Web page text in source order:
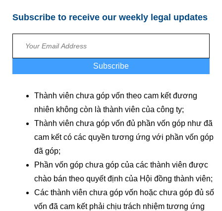
Subscribe to receive our weekly legal updates
Subscribe
Thành viên chưa góp vốn theo cam kết đương
nhiên không còn là thành viên của công ty;
Thành viên chưa góp vốn đủ phần vốn góp như đã
cam kết có các quyền tương ứng với phần vốn góp
đã góp;
Phần vốn góp chưa góp của các thành viên được
chào bán theo quyết định của Hội đồng thành viên;
Các thành viên chưa góp vốn hoặc chưa góp đủ số
vốn đã cam kết phải chịu trách nhiệm tương ứng